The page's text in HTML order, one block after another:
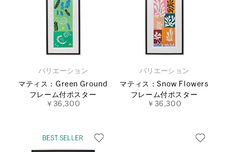
バリエーション
マティス：Green Ground
フレーム付ポスター
￥36,300
バリエーション
マティス：Snow Flowers
フレーム付ポスター
￥36,300